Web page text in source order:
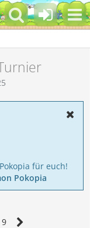
für euch!
Pokopia
9